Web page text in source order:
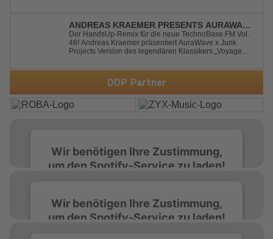
ANDREAS KRAEMER PRESENTS AURAWAVE
X JUNK PROJECT - VOYAGE VOYAGE
(TIMSTER & NINTH REMIX)
Der HandsUp-Remix für die neue TechnoBase.FM Vol.
46! Andreas Kraemer präsentiert AuraWave x Junk
Projects Version des legendären Klassikers „Voyage
Timster & Ninth. Das HandsUp-Duo aus Nordrhein-
Westfalen verwandelt den zeitlosen Song mit druckvoll...
DDP Partner
Wir benötigen Ihre Zustimmung,
um den Spotify-Service zu laden!
einzubetten. Dieser Service kann Daten zu
Ihren Aktivitäten sammeln. Bitte lesen Sie die
Wir benötigen Ihre Zustimmung,
um den Spotify-Service zu laden!